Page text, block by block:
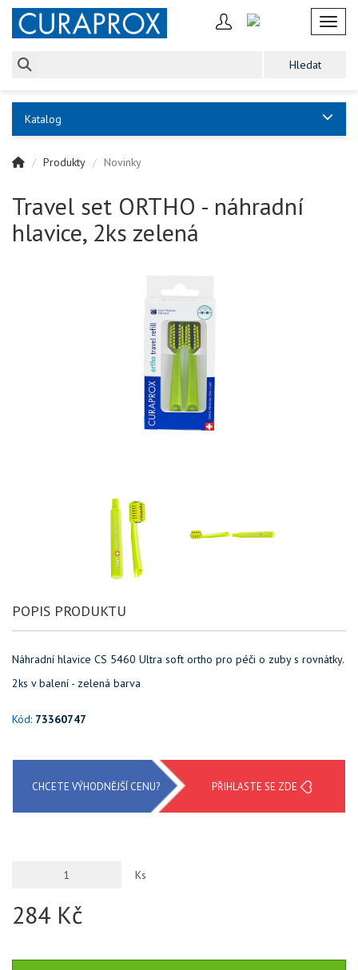
Katalog
Produkty Novinky
Travel set ORTHO - náhradní
hlavice, 2ks zelená
POPIS PRODUKTU
Náhradní hlavice CS 5460 Ultra soft ortho pro péči o zuby s rovnátky.
2ks v balení - zelená barva
Kód: 73360747
CHCETE VÝHODNĚJŠÍ CENU? PŘIHLASTE SE ZDE
Ks
284 Kč